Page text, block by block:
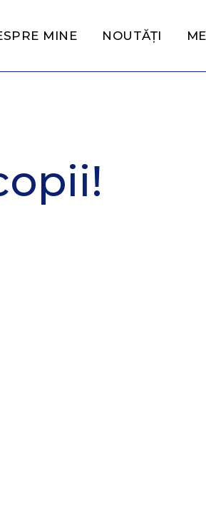
MINE NOUTĂȚI